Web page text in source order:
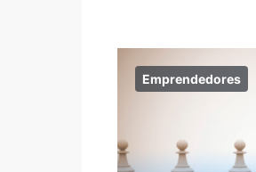
Emprendedores